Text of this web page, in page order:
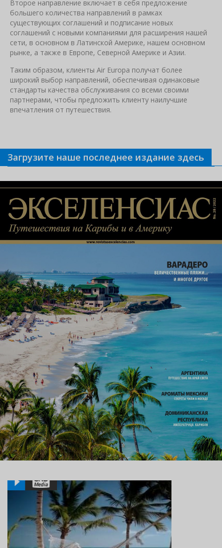
Второе направление включает в себя предложение
большего количества направлений в рамках
существующих соглашений и подписание новых
соглашений с новыми компаниями для расширения нашей
сети, в основном в Латинской Америке, нашем основном
рынке, а также в Европе, Северной Америке и Азии.
Таким образом, клиенты Air Europa получат более
широкий выбор направлений, обеспечивая одинаковые
стандарты качества обслуживания со всеми своими
партнерами, чтобы предложить клиенту наилучшие
впечатления от путешествия.
Связанные новости
Загрузите наше последнее издание здесь